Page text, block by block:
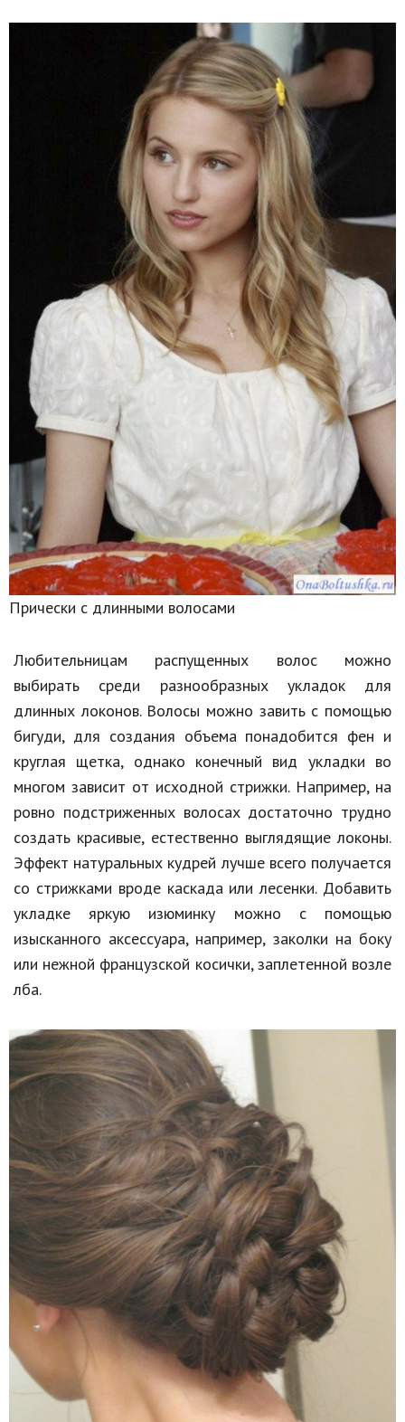
Прически с длинными волосами
Любительницам распущенных волос можно
выбирать среди разнообразных укладок для
длинных локонов. Волосы можно завить с помощью
бигуди, для создания объема понадобится фен и
круглая щетка, однако конечный вид укладки во
многом зависит от исходной стрижки. Например, на
ровно подстриженных волосах достаточно трудно
создать красивые, естественно выглядящие локоны.
Эффект натуральных кудрей лучше всего получается
со стрижками вроде каскада или лесенки. Добавить
укладке яркую изюминку можно с помощью
изысканного аксессуара, например, заколки на боку
или нежной французской косички, заплетенной возле
лба.